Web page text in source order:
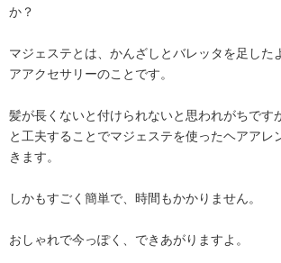
か？
マジェステとは、かんざしとバレッタを足した
アアクセサリーのことです。
髪が長くないと付けられないと思われがちです
と工夫することでマジェステを使ったヘアアレ
きます。
しかもすごく簡単で、時間もかかりません。
おしゃれで今っぽく、できあがりますよ。